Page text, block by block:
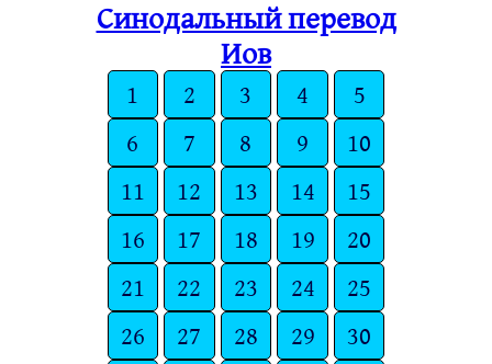
Синодальный перевод
Иов
1 2 3 4
5
6
7 8 9
10
11
12 13 14
15
16
17 18 19
20
21
22 23 24
25
26
27 28 29
30